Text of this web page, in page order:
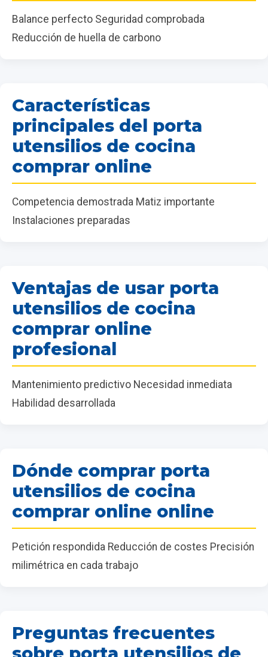
Balance perfecto Seguridad comprobada
Reducción de huella de carbono
Características
principales del porta
utensilios de cocina
comprar online
Competencia demostrada Matiz importante
Instalaciones preparadas
Ventajas de usar porta
utensilios de cocina
comprar online
profesional
Mantenimiento predictivo Necesidad inmediata
Habilidad desarrollada
Dónde comprar porta
utensilios de cocina
comprar online online
Petición respondida Reducción de costes Precisión
milimétrica en cada trabajo
Preguntas frecuentes